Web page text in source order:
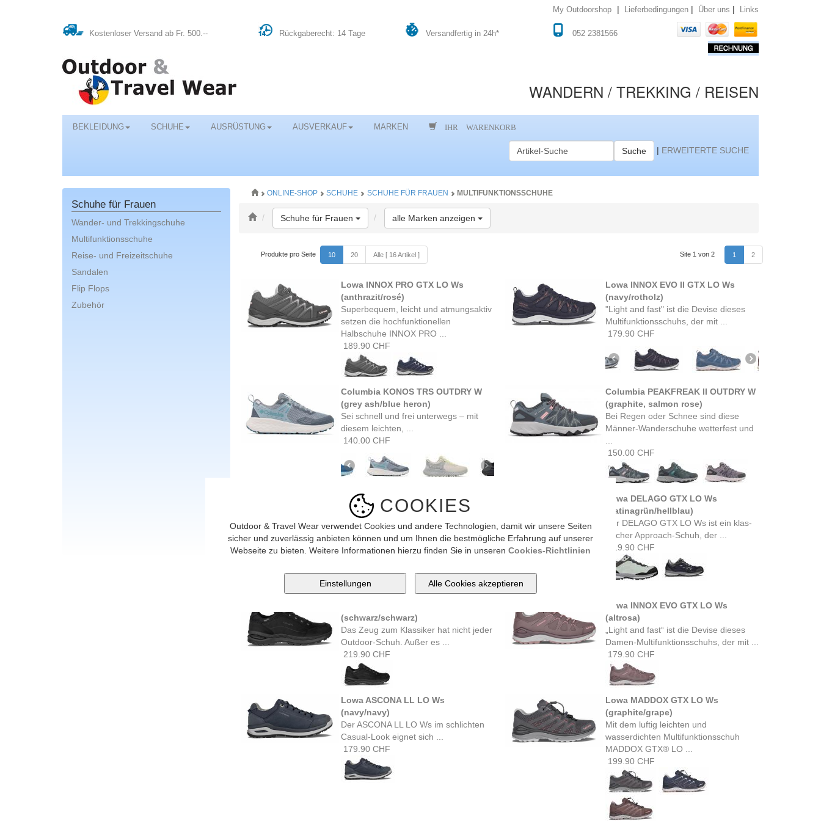
COOKIES
Outdoor & Travel Wear verwendet Cookies und andere Technologien, damit wir unsere Seiten
sicher und zuverlässig anbieten können und um Ihnen die bestmögliche Erfahrung auf unserer
Webseite zu bieten. Weitere Informationen hierzu finden Sie in unseren Cookies-Richtlinien
My Outdoorshop | Lieferbedingungen | Über uns | Links
Kostenloser Versand ab Fr. 500.-- Rückgaberecht: 14 Tage Versandfertig in 24h* 052 2381566
WANDERN / TREKKING / REISEN
BEKLEIDUNG SCHUHE AUSRÜSTUNG AUSVERKAUF MARKEN IHR WARENKORB
Suche | ERWEITERTE SUCHE
Schuhe für Frauen
Wander- und Trekkingschuhe
Multifunktionsschuhe
Reise- und Freizeitschuhe
Sandalen
Flip Flops
Zubehör
ONLINE-SHOP SCHUHE SCHUHE FÜR FRAUEN MULTIFUNKTIONSSCHUHE
Schuhe für Frauen Toggle Dropdownalle Marken anzeigen Toggle Dropdown
Produkte pro Seite 10 20 Alle [ 16 Artikel ] Site 1 von 2 1 2
Lowa INNOX PRO GTX LO Ws
(anthrazit/rosé)
Superbequem, leicht und atmungsaktiv
setzen die hochfunktionellen
Halbschuhe INNOX PRO ...
189.90 CHF
Lowa INNOX EVO II GTX LO Ws
(navy/rotholz)
"Light and fast" ist die Devise dieses
Multifunktionsschuhs, der mit ...
179.90 CHF
Columbia KONOS TRS OUTDRY W
(grey ash/blue heron)
Sei schnell und frei unterwegs – mit
diesem leichten, ...
140.00 CHF
Columbia PEAKFREAK II OUTDRY W
(graphite, salmon rose)
Bei Regen oder Schnee sind diese
Männer-Wanderschuhe wetterfest und
150.00 CHF
Lowa MADDOX PRO GTX LO SL Ws
(rauchblau/blau)
Für Abenteuerlustige und
Adrenalinjunkies ist der MADDOX PRO
GTX LO ...
Lowa DELAGO GTX LO Ws
(patinagrün/hellblau)
Der DELAGO GTX LO Ws ist ein klas­
sischer Approach-Schuh, der ...
219.90 CHF
(schwarz/schwarz)
Das Zeug zum Klassiker hat nicht jeder
Outdoor-Schuh. Außer es ...
219.90 CHF
Lowa INNOX EVO GTX LO Ws
(altrosa)
„Light and fast“ ist die Devise dieses
Damen-Multifunktionsschuhs, der mit ...
179.90 CHF
Lowa ASCONA LL LO Ws
(navy/navy)
Der ASCONA LL LO Ws im schlichten
Casual-Look eignet sich ...
179.90 CHF
Lowa MADDOX GTX LO Ws
(graphite/grape)
Mit dem luftig leichten und
wasserdichten Multifunktionsschuh
MADDOX GTX® LO ...
199.90 CHF